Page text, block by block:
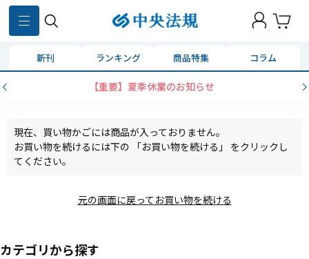
新刊 ランキング 商品特集 コラム
【重要】夏季休業のお知らせ
現在、買い物かごには商品が入っておりません。
お買い物を続けるには下の 「お買い物を続ける」 をクリックし
てください。
元の画面に戻ってお買い物を続ける
カテゴリから探す